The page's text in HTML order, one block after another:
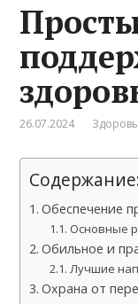
26.07.2024
Обеспечение
Основные
Обильное и
Лучшие
Охрана от